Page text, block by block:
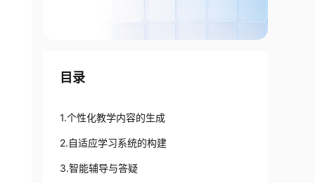
目录
1.个性化教学内容的生成
2.自适应学习系统的构建
3.智能辅导与答疑